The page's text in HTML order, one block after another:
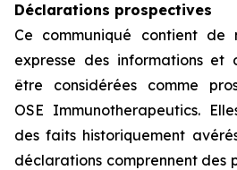
Déclarations prospectives
Ce communiqué contient de
expresse des informations et
être considérées comme
OSE Immunotherapeutics.
des faits historiquement
déclarations comprennent des